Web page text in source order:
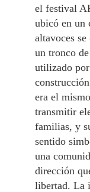
el festival
ubicó en un
altavoces
un tronco
utilizado
era el
transmitir
familias, y
sentido
una
dirección
libertad. La